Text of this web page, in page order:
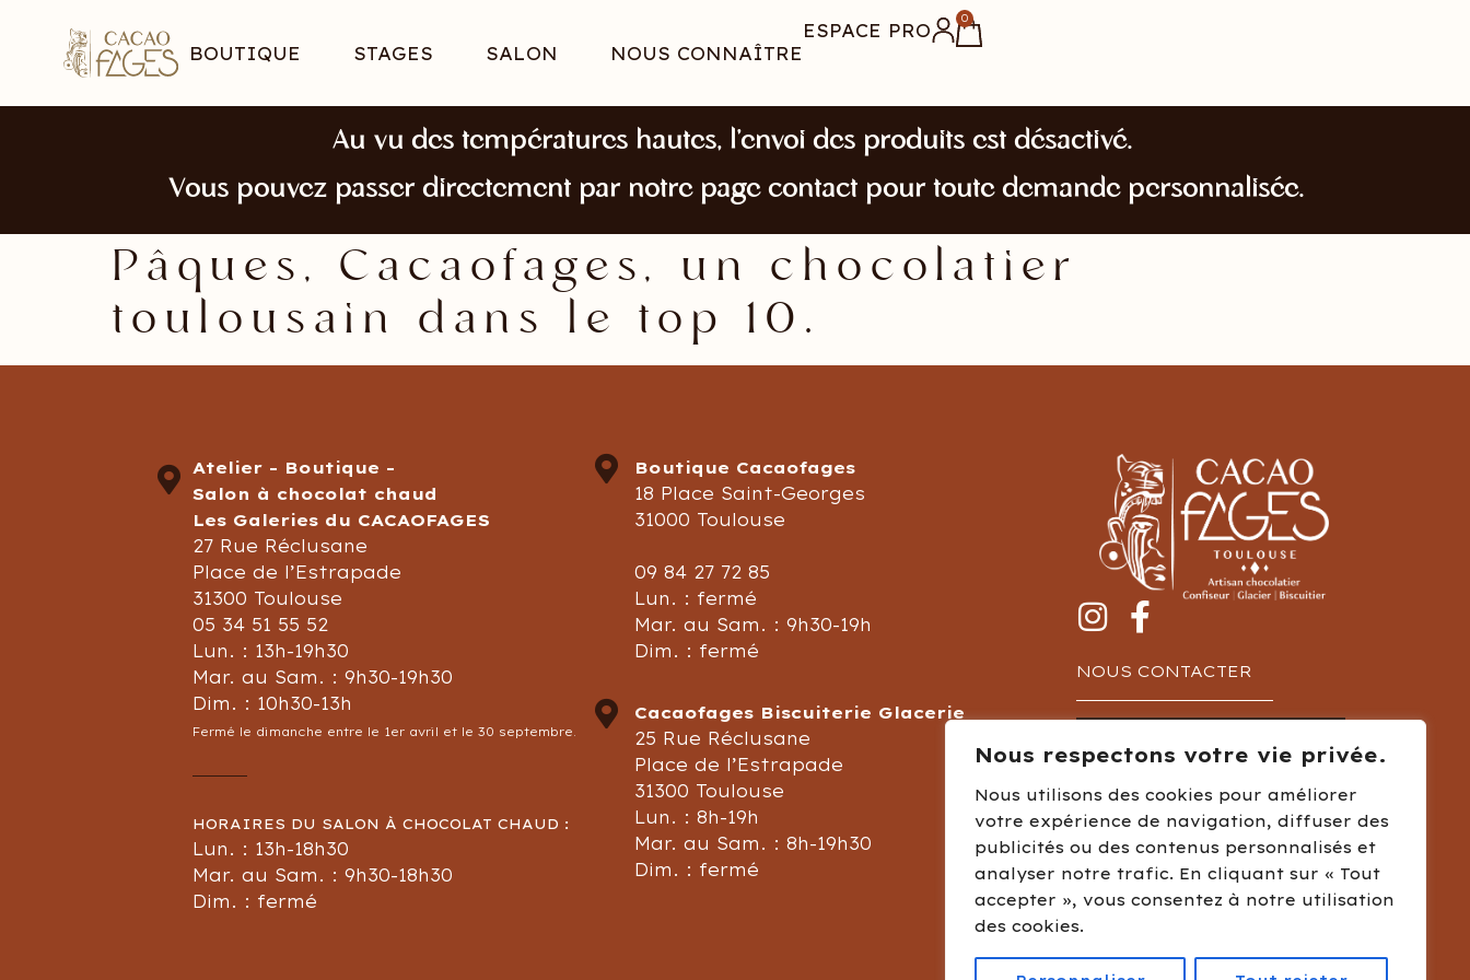
Nous respectons votre vie privée.
Nous utilisons des cookies pour améliorer
votre expérience de navigation, diffuser des
publicités ou des contenus personnalisés et
analyser notre trafic. En cliquant sur « Tout
accepter », vous consentez à notre utilisation
des cookies.
BOUTIQUE STAGES SALON NOUS CONNAÎTRE
ESPACE PRO
0
Au vu des températures hautes, l’envoi des produits est désactivé.
Vous pouvez passer directement par notre page contact pour toute demande personnalisée.
Pâques, Cacaofages, un chocolatier
toulousain dans le top 10.
Atelier - Boutique -
Salon à chocolat chaud
Les Galeries du CACAOFAGES
27 Rue Réclusane
Place de l’Estrapade
31300 Toulouse
05 34 51 55 52
Lun. : 13h-19h30
Mar. au Sam. : 9h30-19h30
Dim. : 10h30-13h
Fermé le dimanche entre le 1er avril et le 30 septembre.
HORAIRES DU SALON À CHOCOLAT CHAUD :
Lun. : 13h-18h30
Mar. au Sam. : 9h30-18h30
Dim. : fermé
Boutique Cacaofages
18 Place Saint-Georges
31000 Toulouse
09 84 27 72 85
Lun. : fermé
Mar. au Sam. : 9h30-19h
Dim. : fermé
Cacaofages Biscuiterie Glacerie
25 Rue Réclusane
Place de l’Estrapade
31300 Toulouse
Lun. : 8h-19h
Mar. au Sam. : 8h-19h30
Dim. : fermé
NOUS CONTACTER
Mentions légales
Conditions générales de vente
CréationAgence Novo